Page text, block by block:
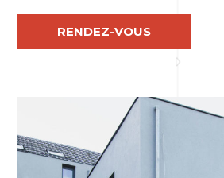
RENDEZ-VOUS